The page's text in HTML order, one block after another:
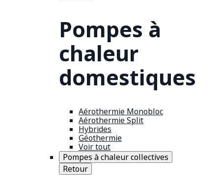
Pompes à
chaleur
domestiques
Aérothermie Monobloc
Aérothermie Split
Hybrides
Géothermie
Voir tout
Pompes à chaleur collectives
Retour